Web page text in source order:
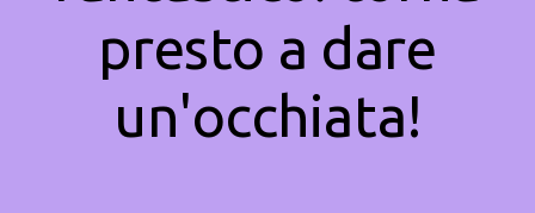
presto a dare
un'occhiata!